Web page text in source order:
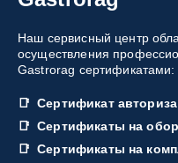
Наш сервисный центр
осуществления
Gastrorag сертификатами:
Сертификат
Сертификаты на
Сертификаты на